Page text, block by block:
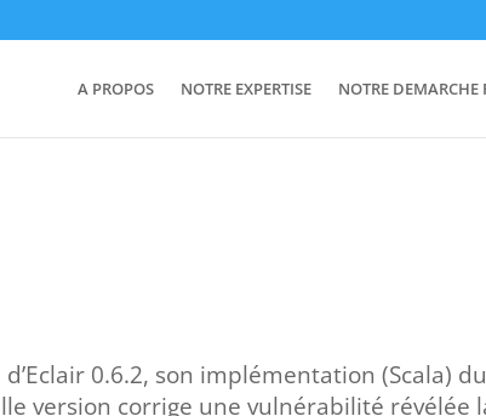
A PROPOS NOTRE EXPERTISE NOTRE DEMARCHE
0.6.2, son implémentation (Scala) du
version corrige une vulnérabilité révélée